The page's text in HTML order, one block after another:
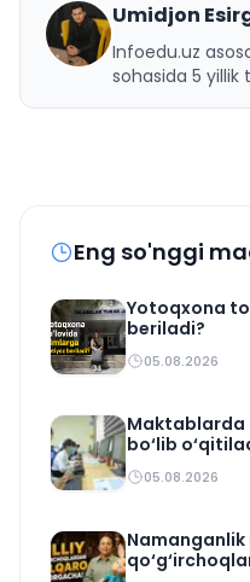
U
Umidjon
Infoedu.uz
sohasida 5 yillik
Eng so'nggi
Yotoqxona
beriladi?
05.08.2026
Maktablarda
bo‘lib
05.08.2026